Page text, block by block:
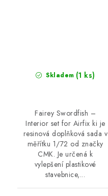
Skladem (1 ks)
Fairey Swordfish –
Interior set for Airfix ki je
resinová doplňková sada v
měřítku 1/72 od značky
CMK. Je určená k
vylepšení plastikové
stavebnice,...